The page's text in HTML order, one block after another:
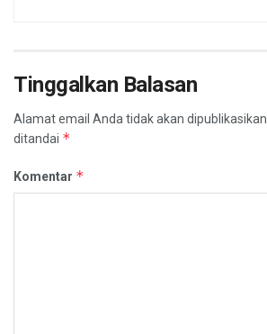
Tinggalkan Balasan
Alamat email Anda tidak akan dipublikasikan.
ditandai *
Komentar *